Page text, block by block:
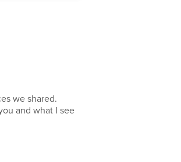
we shared.
and what I see